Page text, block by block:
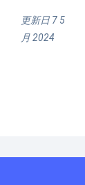
更新日 7 5
月 2024